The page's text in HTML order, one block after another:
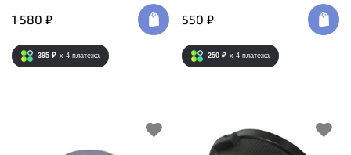
1 580 ₽
395 ₽ x 4 платежа
550 ₽
250 ₽ x 4 платежа